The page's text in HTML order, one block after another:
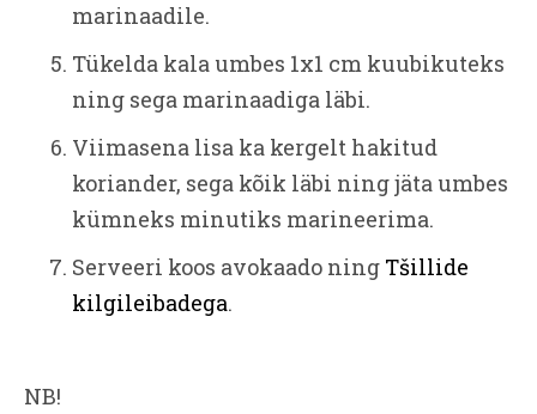
marinaadile.
Tükelda kala umbes 1x1 cm kuubikuteks
ning sega marinaadiga läbi.
Viimasena lisa ka kergelt hakitud
koriander, sega kõik läbi ning jäta umbes
kümneks minutiks marineerima.
Serveeri koos avokaado ning Tšillide
kilgileibadega.
NB!